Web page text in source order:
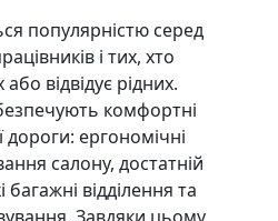
популярністю серед
і тих, хто
відвідує рідних.
комфортні
дороги: ергономічні
салону, достатній
багажні відділення та